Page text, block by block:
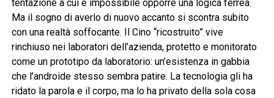
tentazione a cui è impossibile opporre una logica ferrea.
Ma il sogno di averlo di nuovo accanto si scontra subito
con una realtà soffocante. Il Cino “ricostruito” vive
rinchiuso nei laboratori dell’azienda, protetto e monitorato
come un prototipo da laboratorio: un’esistenza in gabbia
che l’androide stesso sembra patire. La tecnologia gli ha
ridato la parola e il corpo, ma lo ha privato della sola cosa